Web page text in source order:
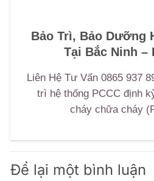
Bảo Trì, Bảo Dưỡng
Tại Bắc Ninh –
Liên Hệ Tư Vấn 0865 937
trì hệ thống PCCC định
cháy chữa cháy
Để lại một bình luận